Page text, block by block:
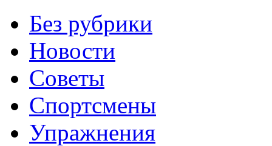
Без рубрики
Новости
Советы
Спортсмены
Упражнения